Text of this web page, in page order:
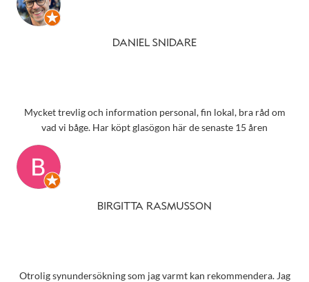
DANIEL SNIDARE
Mycket trevlig och information personal, fin lokal, bra råd om
vad vi båge. Har köpt glasögon här de senaste 15 åren
BIRGITTA RASMUSSON
Otrolig synundersökning som jag varmt kan rekommendera. Jag